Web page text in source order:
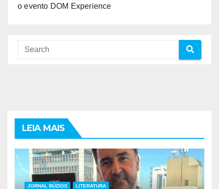
o evento DOM Experience
LEIA MAIS
JORNAL BÚZIOS LITERATURA